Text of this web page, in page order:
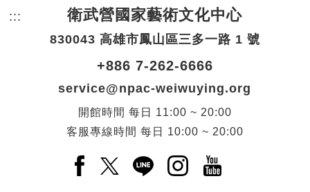
::: 頁尾網站資訊。
衛武營國家藝術文化中心
830043 高雄市鳳山區三多一路 1 號
+886 7-262-6666
service@npac-weiwuying.org
開館時間 每日
11:00 ~ 20:00
客服專線時間 每日 10:00 ~ 20:00
Facebook(另開新視窗)
X(另開新視窗)
LINE(另開新視窗)
Instagram(另開新視
YouTube(另開